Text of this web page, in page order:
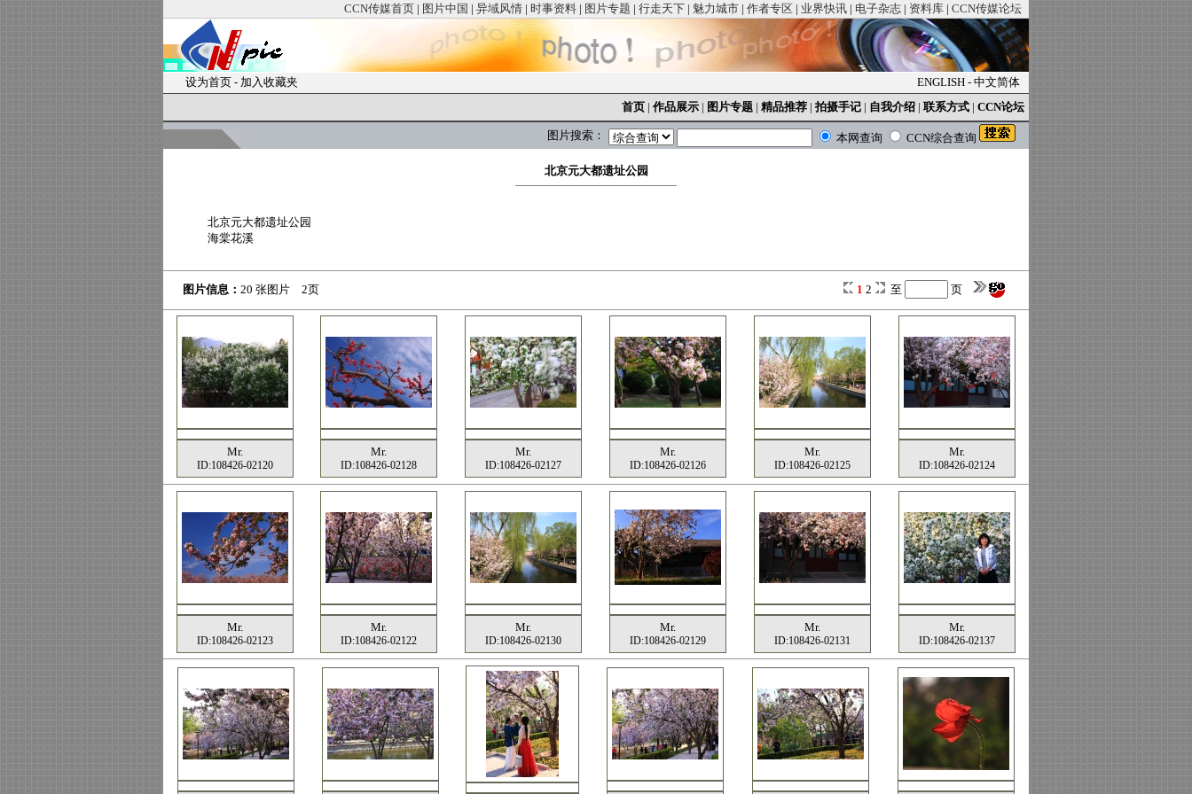
CCN传媒首页 | 图片中国 | 异域风情 | 时事资料 | 图片专题 | 行走天下 | 魅力城市 | 作者专区 | 业界快讯 | 电子杂志 | 资料库 | CCN传媒论坛
设为首页 - 加入收藏夹 ENGLISH - 中文简体
首页 | 作品展示 | 图片专题 | 精品推荐 | 拍摄手记 | 自我介绍 | 联系方式 | CCN论坛
图片搜索： 本网查询 CCN综合查询
北京元大都遗址公园
北京元大都遗址公园
海棠花溪
图片信息： 20 张图片 2页 1 2 至 页
Mr.
ID:108426-02120
Mr.
ID:108426-02128
Mr.
ID:108426-02127
Mr.
ID:108426-02126
Mr.
ID:108426-02125
Mr.
ID:108426-02124
Mr.
ID:108426-02123
Mr.
ID:108426-02122
Mr.
ID:108426-02130
Mr.
ID:108426-02129
Mr.
ID:108426-02131
Mr.
ID:108426-02137